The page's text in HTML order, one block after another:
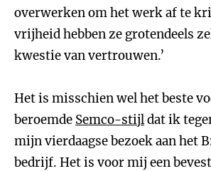
overwerken om het werk af te
vrijheid hebben ze grotendeels
kwestie van vertrouwen.’
Het is misschien wel het beste
beroemde Semco-stijldat ik
mijn vierdaagse bezoek aan het
bedrijf. Het is voor mij een